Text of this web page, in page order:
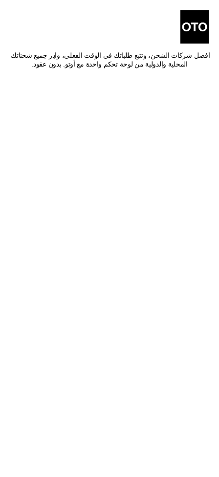
المحلية والدولية من لوحة تحكم واحدة مع أوتو. بدون عقود.